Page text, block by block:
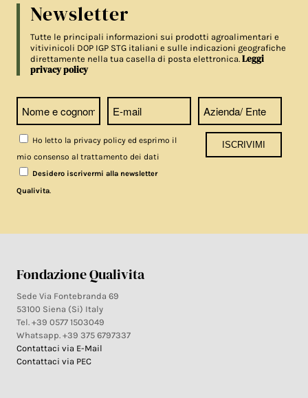
Newsletter
Tutte le principali informazioni sui prodotti agroalimentari e
vitivinicoli DOP IGP STG italiani e sulle indicazioni geografiche
direttamente nella tua casella di posta elettronica.Leggi
privacy policy
Ho letto la privacy policy ed esprimo il
mio consenso al trattamento dei dati
Desidero iscrivermi alla newsletter
Qualivita.
Fondazione Qualivita
Sede Via Fontebranda 69
53100 Siena (Si) Italy
Tel. +39 0577 1503049
Whatsapp. +39 375 6797337
Contattaci via E-Mail
Contattaci via PEC